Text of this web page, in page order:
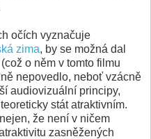
očích vyznačuje
zima, by se možná dal
o něm v tomto filmu
nepovedlo, neboť vzácně
audiovizuální principy,
stát atraktivním.
že není v ničem
zasněžených